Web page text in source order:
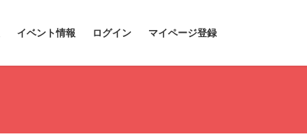
イベント情報 ログイン マイページ登録